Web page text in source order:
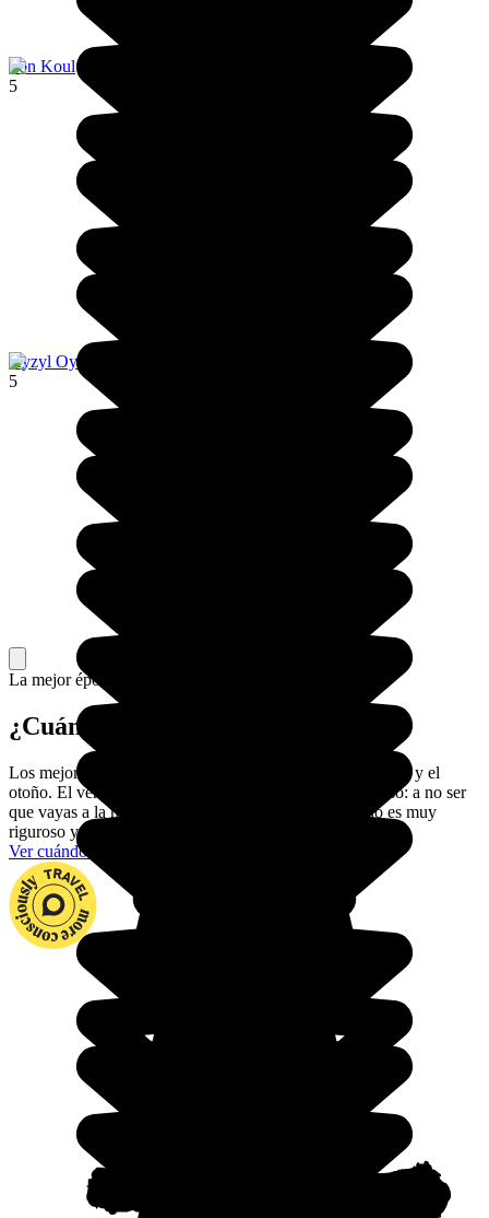
Son Koul
5
Kyzyl Oy
5
La mejor época para ir.
¿Cuándo viajar a Kirguistán?
Los mejores períodos para ir a Kirguistán son la primavera y el
otoño. El verano, por contra, es extremadamente caluroso: a no ser
que vayas a la montaña, evita este período. El invierno es muy
riguroso y se debe evitar.
Ver cuándo viajar